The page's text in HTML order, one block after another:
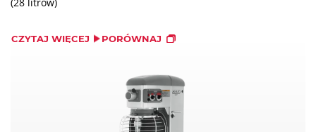
CZYTAJ WIĘCEJ PORÓWNAJ